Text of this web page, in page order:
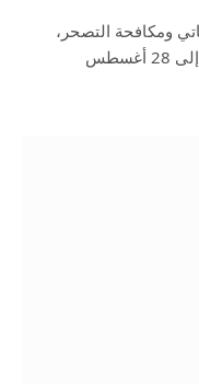
ومكافحة التصحر،
خلال ورشة عمل تقام في الفترة من 26 إلى 28 أغسطس